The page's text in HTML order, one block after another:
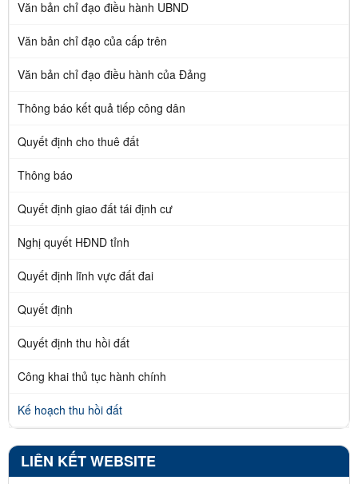
Văn bản chỉ đạo điều hành UBND
Văn bản chỉ đạo của cấp trên
Văn bản chỉ đạo điều hành của Đảng
Thông báo kết quả tiếp công dân
Quyết định cho thuê đất
Thông báo
Quyết định giao đất tái định cư
Nghị quyết HĐND tỉnh
Quyết định lĩnh vực đất đai
Quyết định
Quyết định thu hồi đất
Công khai thủ tục hành chính
Kế hoạch thu hồi đất
LIÊN KẾT WEBSITE